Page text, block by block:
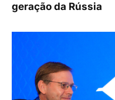
geração da Rússia